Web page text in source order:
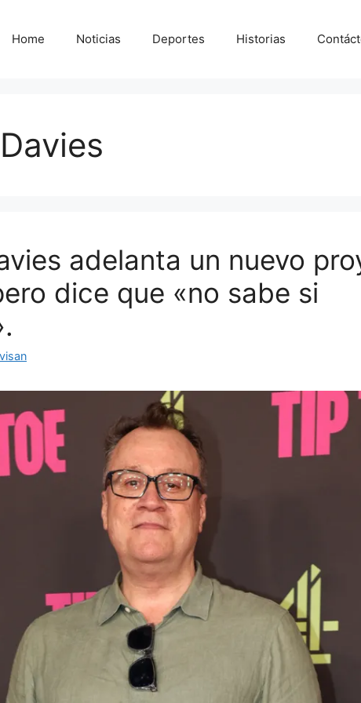
Home Noticias Deportes Historias
adelanta un nuevo
dice que «no sabe si